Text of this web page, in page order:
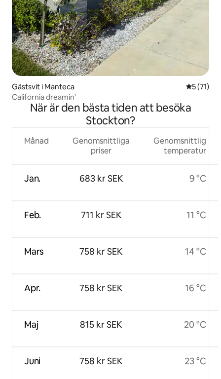
Gästsvit i Manteca 5 av 5 i
5 (71)
California dreamin'
När är den bästa tiden att besöka
Stockton?
Månad
Jan.
Feb.
Mars
Apr.
Maj
Juni
Genomsnittliga
priser
683 kr SEK
711 kr SEK
758 kr SEK
758 kr SEK
815 kr SEK
758 kr SEK
Genomsnittlig
temperatur
9 °C
11 °C
14 °C
16 °C
20 °C
23 °C